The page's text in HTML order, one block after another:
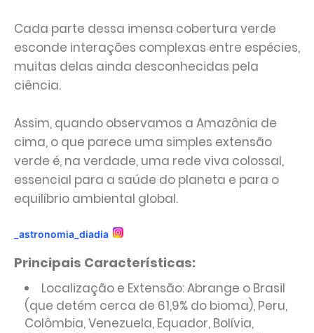
Cada parte dessa imensa cobertura verde
esconde interações complexas entre espécies,
muitas delas ainda desconhecidas pela
ciência.
Assim, quando observamos a Amazônia de
cima, o que parece uma simples extensão
verde é, na verdade, uma rede viva colossal,
essencial para a saúde do planeta e para o
equilíbrio ambiental global.
_astronomia_diadia
Principais Características:
Localização e Extensão: Abrange o Brasil
(que detém cerca de 61,9% do bioma), Peru,
Colômbia, Venezuela, Equador, Bolívia,